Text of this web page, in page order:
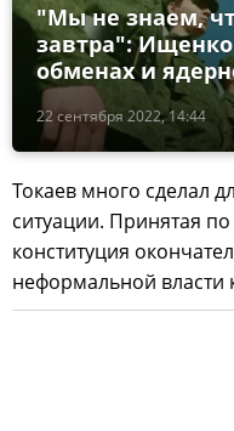
22 сентября 2022, 14:44
"Мы не знаем,
завтра":
обменах и
Токаев много сделал
ситуации. Принятая
конституция
неформальной власти